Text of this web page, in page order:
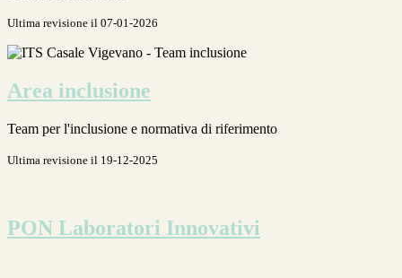
Ultima revisione il 07-01-2026
Area inclusione
Team per l'inclusione e normativa di riferimento
Ultima revisione il 19-12-2025
PON Laboratori Innovativi